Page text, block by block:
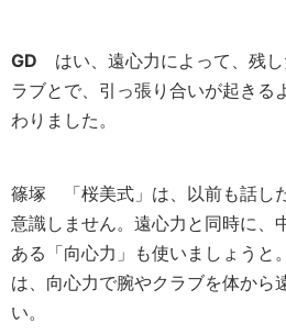
GD はい、遠心力によって、残
ラブとで、引っ張り合いが起きる
わりました。
篠塚 「桜美式」は、以前も話し
意識しません。遠心力と同時に、
ある「向心力」も使いましょうと
は、向心力で腕やクラブを体から
い。